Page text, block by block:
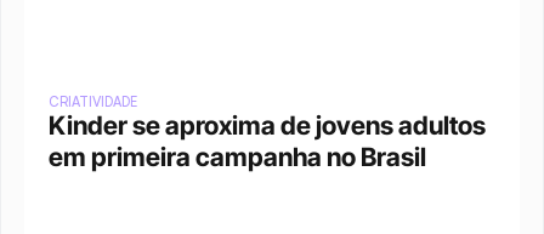
CRIATIVIDADE
Kinder se aproxima de jovens adultos
em primeira campanha no Brasil